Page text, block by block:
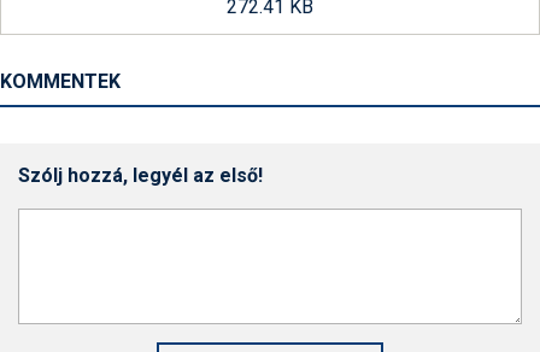
272.41 KB
KOMMENTEK
Szólj hozzá, legyél az első!